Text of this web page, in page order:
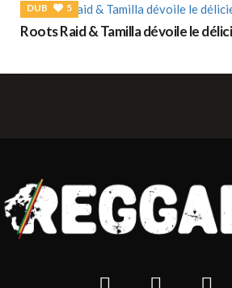
DUB 5
Roots Raid & Tamilla dévoile le